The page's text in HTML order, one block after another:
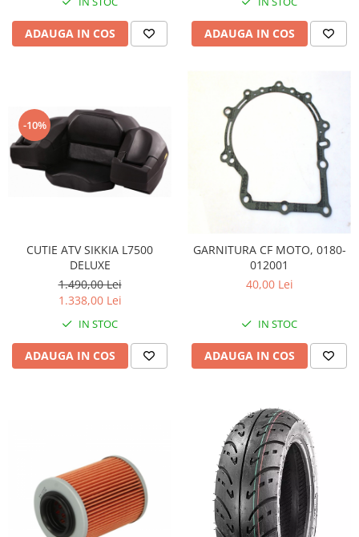
Pompa Presiune
Robinet benzina
CFMOTO
Linhai
Piese Snowmobil
Plastice
Carcase
Sistem de Răcire
ADAUGA IN COS ADAUGA IN COS
-10%
CUTIE ATV SIKKIA L7500
DELUXE
1.490,00 Lei
1.338,00 Lei
IN STOC
ADAUGA IN COS
GARNITURA CF MOTO, 0180-
012001
40,00 Lei
IN STOC
ADAUGA IN COS